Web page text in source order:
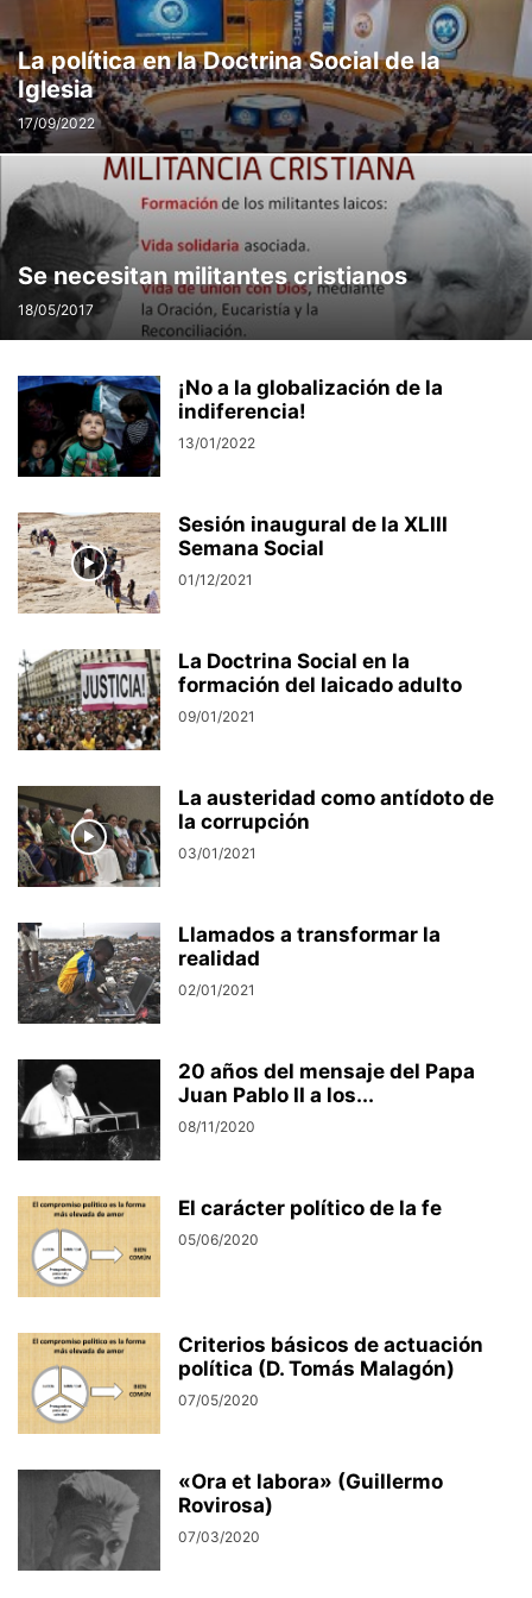
La política en la Doctrina Social de la
Iglesia
17/09/2022
Se necesitan militantes cristianos
18/05/2017
¡No a la globalización de la
indiferencia!
13/01/2022
Sesión inaugural de la XLIII
Semana Social
01/12/2021
La Doctrina Social en la
formación del laicado adulto
09/01/2021
La austeridad como antídoto de
la corrupción
03/01/2021
Llamados a transformar la
realidad
02/01/2021
20 años del mensaje del Papa
Juan Pablo II a los...
08/11/2020
El carácter político de la fe
05/06/2020
Criterios básicos de actuación
política (D. Tomás Malagón)
07/05/2020
«Ora et labora» (Guillermo
Rovirosa)
07/03/2020